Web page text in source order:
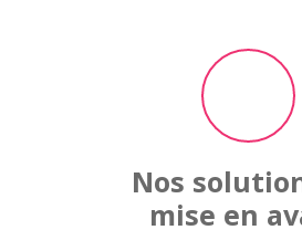
Nos
mise en